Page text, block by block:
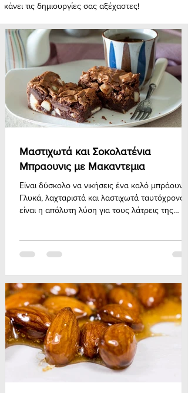
κάνει τις δημιουργίες σας αξέχαστες!
Μαστιχωτά και Σοκολατένια
Μπραουνις με Μακαντεμια
Είναι δύσκολο να νικήσεις ένα καλό μπράουνι.
Γλυκά, λαχταριστά και λαστιχωτά ταυτόχρονα,
είναι η απόλυτη λύση για τους λάτρεις της